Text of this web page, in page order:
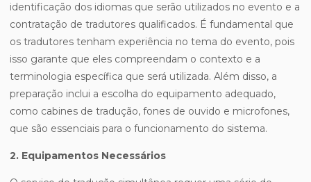
identificação dos idiomas que serão utilizados no evento e a
contratação de tradutores qualificados. É fundamental que
os tradutores tenham experiência no tema do evento, pois
isso garante que eles compreendam o contexto e a
terminologia específica que será utilizada. Além disso, a
preparação inclui a escolha do equipamento adequado,
como cabines de tradução, fones de ouvido e microfones,
que são essenciais para o funcionamento do sistema.
2. Equipamentos Necessários